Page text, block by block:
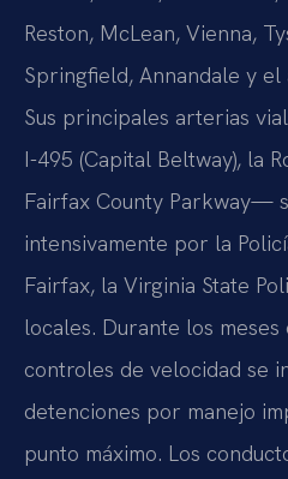
Reston, McLean, Vienna,
Springfield, Annandale y el
Sus principales arterias
I-495 (Capital Beltway), la
Fairfax County Parkway—
intensivamente por la
Fairfax, la Virginia State
locales. Durante los
controles de velocidad se
detenciones por manejo
punto máximo. Los